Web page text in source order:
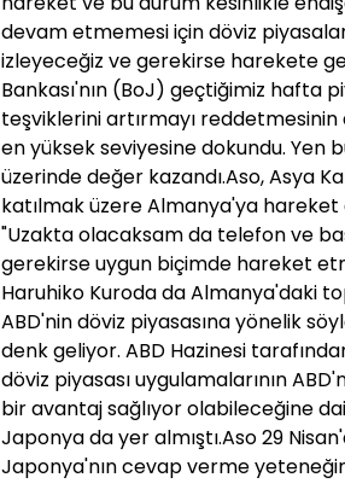
devam etmemesi için döviz
izleyeceğiz ve gerekirse harekete
Bankası'nın (BoJ) geçtiğimiz hafta
teşviklerini artırmayı reddetmesinin
en yüksek seviyesine dokundu. Yen
üzerinde değer kazandı.Aso, Asya
katılmak üzere Almanya'ya
"Uzakta olacaksam da telefon ve
gerekirse uygun biçimde hareket
Haruhiko Kuroda da Almanya'daki
ABD'nin döviz piyasasına yönelik
denk geliyor. ABD Hazinesi
döviz piyasası uygulamalarının
bir avantaj sağlıyor olabileceğine
Japonya da yer almıştı.Aso 29
Japonya'nın cevap verme yeteneğini